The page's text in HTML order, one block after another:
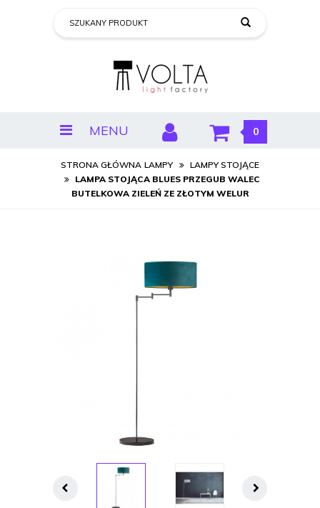
MENU 0
STRONA GŁÓWNA LAMPY
LAMPY STOJĄCE
LAMPA STOJĄCA BLUES PRZEGUB WALEC
BUTELKOWA ZIELEŃ ZE ZŁOTYM WELUR